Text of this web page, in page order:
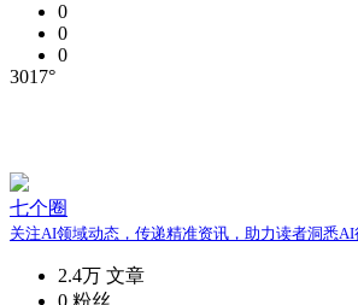
0
0
0
3017°
七个圈
关注AI领域动态，传递精准资讯，助力读者洞悉AI
2.4万 文章